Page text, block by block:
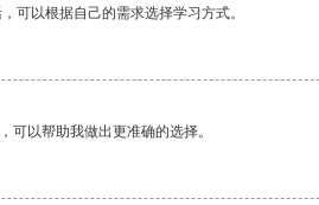
可以根据自己的需求选择学习方式。
可以帮助我做出更准确的选择。